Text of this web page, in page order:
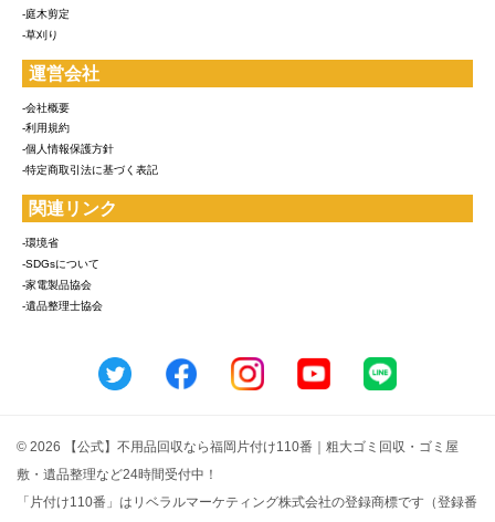
-庭木剪定
-草刈り
運営会社
-会社概要
-利用規約
-個人情報保護方針
-特定商取引法に基づく表記
関連リンク
-環境省
-SDGsについて
-家電製品協会
-遺品整理士協会
© 2026 【公式】不用品回収なら福岡片付け110番｜粗大ゴミ回収・ゴミ屋
敷・遺品整理など24時間受付中！
「片付け110番」はリベラルマーケティング株式会社の登録商標です（登録番